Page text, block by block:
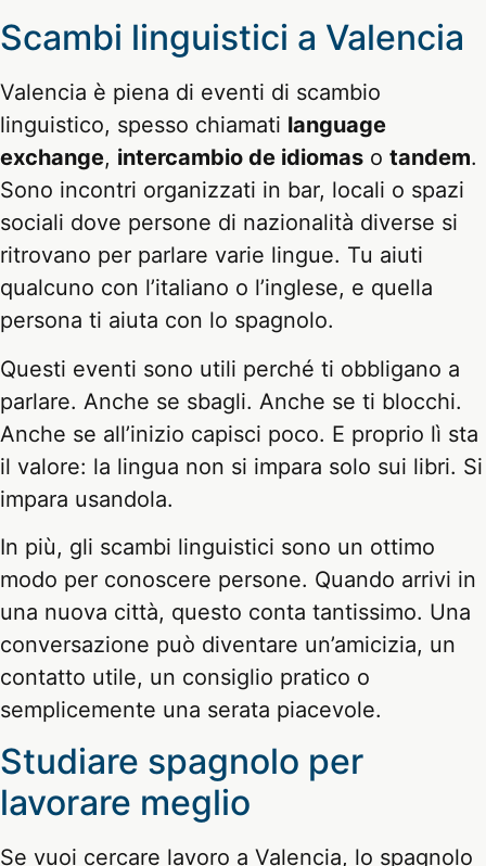
Scambi linguistici a Valencia
Valencia è piena di eventi di scambio
linguistico, spesso chiamati language
exchange, intercambio de idiomas o tandem.
Sono incontri organizzati in bar, locali o spazi
sociali dove persone di nazionalità diverse si
ritrovano per parlare varie lingue. Tu aiuti
qualcuno con l’italiano o l’inglese, e quella
persona ti aiuta con lo spagnolo.
Questi eventi sono utili perché ti obbligano a
parlare. Anche se sbagli. Anche se ti blocchi.
Anche se all’inizio capisci poco. E proprio lì sta
il valore: la lingua non si impara solo sui libri. Si
impara usandola.
In più, gli scambi linguistici sono un ottimo
modo per conoscere persone. Quando arrivi in
una nuova città, questo conta tantissimo. Una
conversazione può diventare un’amicizia, un
contatto utile, un consiglio pratico o
semplicemente una serata piacevole.
Studiare spagnolo per
lavorare meglio
Se vuoi cercare lavoro a Valencia, lo spagnolo